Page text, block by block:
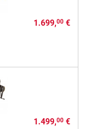
1.699,00€
1.499,00€